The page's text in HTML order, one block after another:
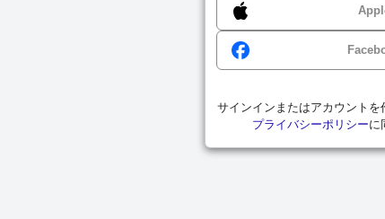
サインインまたはアカウントを
プライバシーポリシーに